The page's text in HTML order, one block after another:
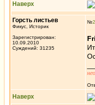
Наверх
Горсть листьев
Фикус, Историк
Зарегистрирован:
10.09.2010
Суждений: 31235
№
Наверх